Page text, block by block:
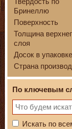
Бринеллю
Поверхность
Толщина
слоя
Досок в упаковке
Страна
По ключевым
Искать по